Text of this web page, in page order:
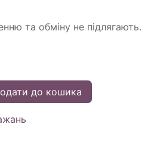
та обміну не підлягають.
до кошика